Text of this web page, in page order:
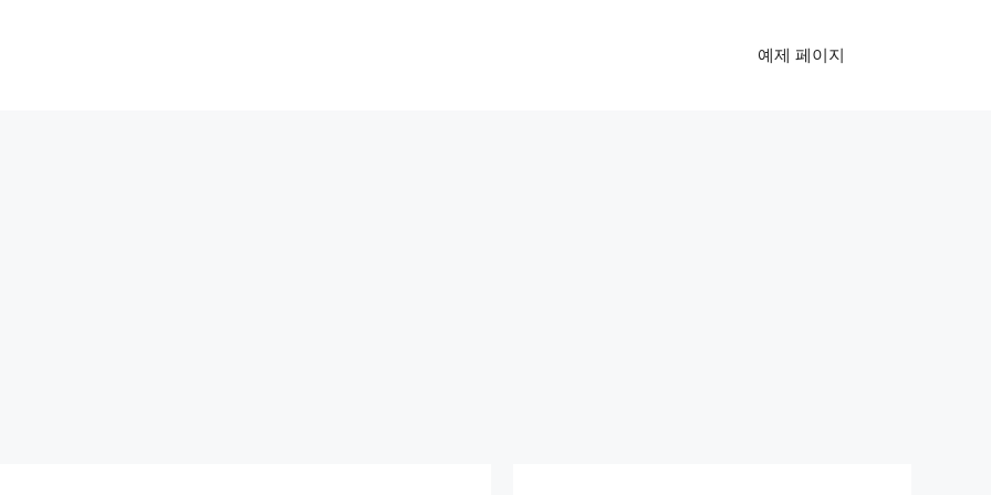
예제 페이지